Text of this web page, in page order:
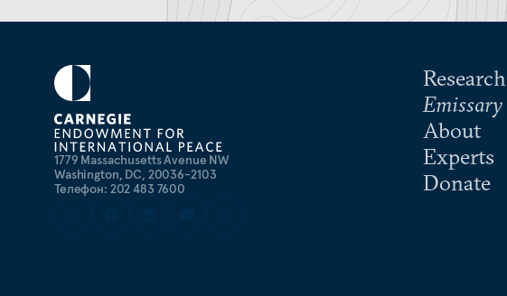
1779 Massachusetts Avenue NW
Washington, DC, 20036-2103
Телефон: 202 483 7600
Research
Emissary
About
Experts
Donate